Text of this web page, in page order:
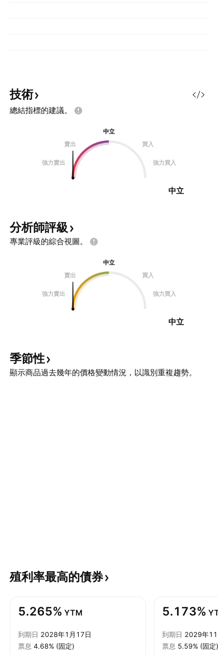
技術
總結指標的建議。
中立
賣出
買入
強力賣出 強力買入
中立
分析師評級
專業評級的綜合視圖。
中立
賣出
買入
強力賣出 強力買入
中立
季節性
顯示商品過去幾年的價格變動情況，以識別重複趨勢。
殖利率最高的債券
5.265% YTM
到期日 2028年1月17日
票息 4.68% (固定)
5.173%
到期日 2029年
票息 5.59% (固定)